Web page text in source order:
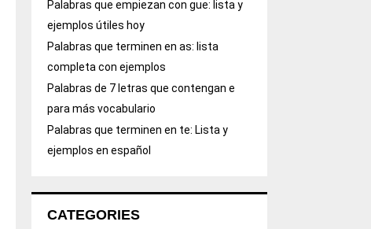
Palabras que empiezan con gue: lista y
ejemplos útiles hoy
Palabras que terminen en as: lista
completa con ejemplos
Palabras de 7 letras que contengan e
para más vocabulario
Palabras que terminen en te: Lista y
ejemplos en español
CATEGORIES